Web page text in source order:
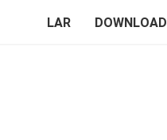
LAR DOWNLOAD